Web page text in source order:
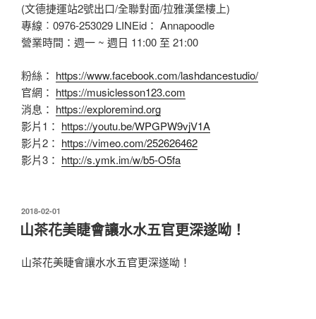
(文德捷運站2號出口/全聯對面/拉雅漢堡樓上)
專線︰0976-253029 LINEid： Annapoodle
營業時間：週一 ~ 週日 11:00 至 21:00
粉絲： https://www.facebook.com/lashdancestudio/
官網： https://musiclesson123.com
消息： https://exploremind.org
影片1： https://youtu.be/WPGPW9vjV1A
影片2： https://vimeo.com/252626462
影片3： http://s.ymk.im/w/b5-O5fa
發
佈
於
2018-02-01
山茶花美睫會讓水水五官更深遂呦！
山茶花美睫會讓水水五官更深遂呦！